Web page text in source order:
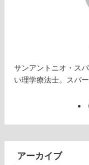
サンアントニオ・ス
い理学療法士。スパ
アーカイブ